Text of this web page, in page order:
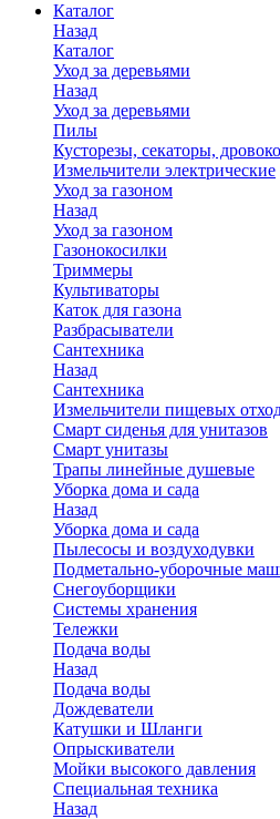
Каталог
Назад
Каталог
Уход за деревьями
Назад
Уход за деревьями
Пилы
Кусторезы, секаторы,
Измельчители электрические
Уход за газоном
Назад
Уход за газоном
Газонокосилки
Триммеры
Культиваторы
Каток для газона
Разбрасыватели
Сантехника
Назад
Сантехника
Измельчители пищевых
Смарт сиденья для унитазов
Смарт унитазы
Трапы линейные душевые
Уборка дома и сада
Назад
Уборка дома и сада
Пылесосы и воздуходувки
Подметально-уборочные
Снегоуборщики
Системы хранения
Тележки
Подача воды
Назад
Подача воды
Дождеватели
Катушки и Шланги
Опрыскиватели
Мойки высокого давления
Специальная техника
Назад